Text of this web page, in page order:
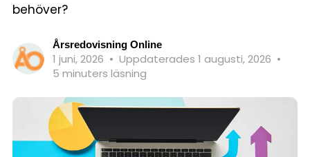
behöver?
Årsredovisning Online
1 juni, 2026 • Uppdaterades 1 augusti, 2026 •
5 minuters läsning